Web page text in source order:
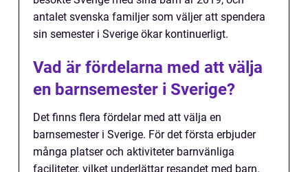
antalet svenska familjer som väljer att spendera
sin semester i Sverige ökar kontinuerligt.
Vad är fördelarna med att välja
en barnsemester i Sverige?
Det finns flera fördelar med att välja en
barnsemester i Sverige. För det första erbjuder
många platser och aktiviteter barnvänliga
faciliteter, vilket underlättar resandet med barn.